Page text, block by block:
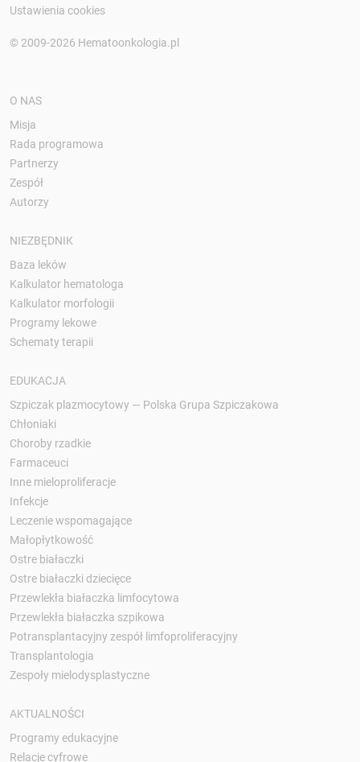
Ustawienia cookies
© 2009-2026 Hematoonkologia.pl
O NAS
Misja
Rada programowa
Partnerzy
Zespół
Autorzy
NIEZBĘDNIK
Baza leków
Kalkulator hematologa
Kalkulator morfologii
Programy lekowe
Schematy terapii
EDUKACJA
Szpiczak plazmocytowy — Polska Grupa Szpiczakowa
Chłoniaki
Choroby rzadkie
Farmaceuci
Inne mieloproliferacje
Infekcje
Leczenie wspomagające
Małopłytkowość
Ostre białaczki
Ostre białaczki dziecięce
Przewlekła białaczka limfocytowa
Przewlekła białaczka szpikowa
Potransplantacyjny zespół limfoproliferacyjny
Transplantologia
Zespoły mielodysplastyczne
AKTUALNOŚCI
Programy edukacyjne
Relacje cyfrowe